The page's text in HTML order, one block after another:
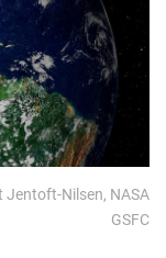
Jentoft-Nilsen, NASA
GSFC